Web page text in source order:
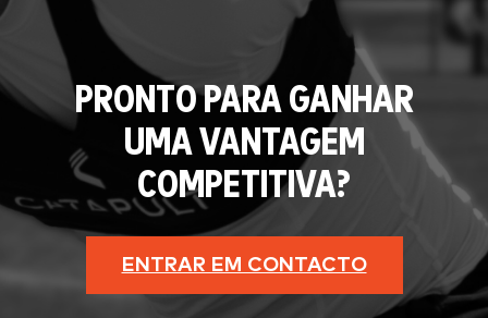
PRONTO PARA GANHAR
UMA VANTAGEM
COMPETITIVA?
ENTRAR EM CONTACTO